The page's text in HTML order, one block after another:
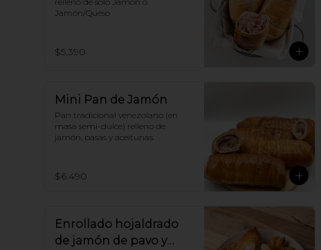
Jamón/Queso
$5.390
Mini Pan de Jamón
Pan tradicional venezolano (en
masa semi-dulce) relleno de
jamón, pasas y aceitunas.
$6.490
Enrollado hojaldrado
de jamón de pavo y